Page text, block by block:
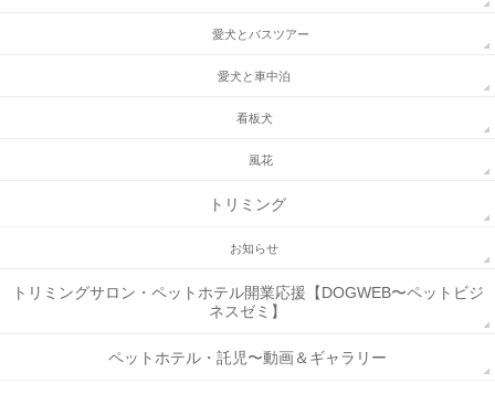
愛犬とバスツアー
愛犬と車中泊
看板犬
風花
トリミング
お知らせ
トリミングサロン・ペットホテル開業応援【DOGWEB〜ペットビジ
ネスゼミ】
ペットホテル・託児〜動画＆ギャラリー